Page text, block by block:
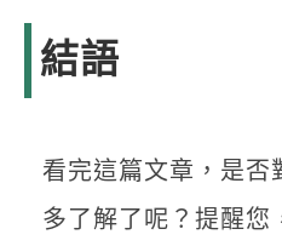
結語
看完這篇文章，是否
多了解了呢？提醒您